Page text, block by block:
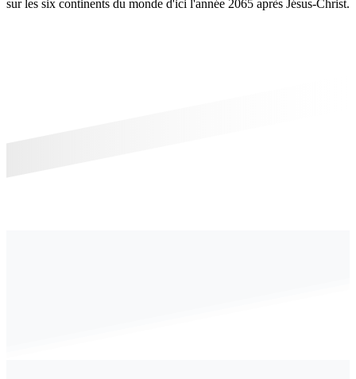
sur les six continents du monde d'ici l'année 2065 après Jésus-Christ.